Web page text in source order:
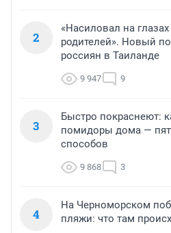
2
«Насиловал на
родителей». Новый
россиян в Таиланде
9 947 9
3
Быстро покраснеют:
помидоры дома —
способов
9 868 3
4
На Черноморском
пляжи: что там